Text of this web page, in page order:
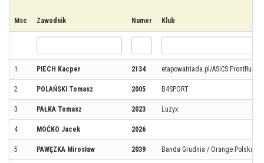
Msc Zawodnik Numer Klub
1 PIECH Kacper 2134 etapowatriada.pl/ASICS
2 POLAŃSKI Tomasz 2005 B4SPORT
3 PAŁKA Tomasz 2023 Luzyx
4 MOĆKO Jacek 2026
5 PAWĘZKA Mirosław 2039 Banda Grudnia / Orange Polska